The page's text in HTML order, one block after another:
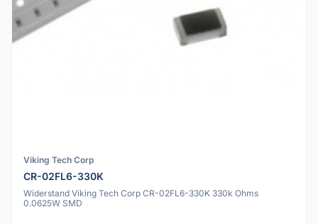
Viking Tech Corp
CR-02FL6-330K
Widerstand Viking Tech Corp CR-02FL6-330K 330k Ohms
0.0625W SMD